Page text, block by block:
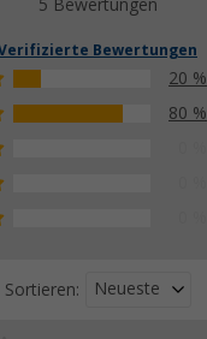
5 Bewertungen
Bewertungen
20 %
80 %
Sortieren: Neueste